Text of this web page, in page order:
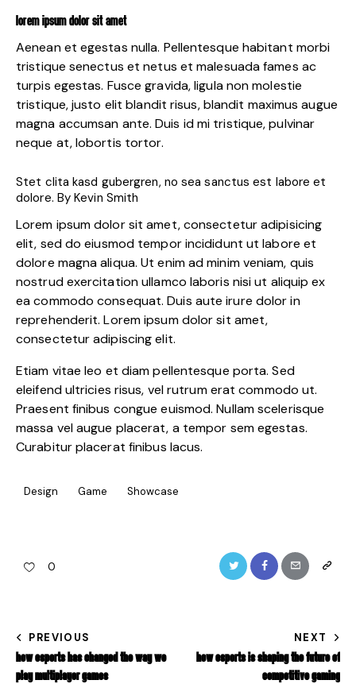
LOREM IPSUM DOLOR SIT AMET
Aenean et egestas nulla. Pellentesque habitant morbi
tristique senectus et netus et malesuada fames ac
turpis egestas. Fusce gravida, ligula non molestie
tristique, justo elit blandit risus, blandit maximus augue
magna accumsan ante. Duis id mi tristique, pulvinar
neque at, lobortis tortor.
Stet clita kasd gubergren, no sea sanctus est labore et
dolore. ByKevin Smith
Lorem ipsum dolor sit amet, consectetur adipisicing
elit, sed do eiusmod tempor incididunt ut labore et
dolore magna aliqua. Ut enim ad minim veniam, quis
nostrud exercitation ullamco laboris nisi ut aliquip ex
ea commodo consequat. Duis aute irure dolor in
reprehenderit. Lorem ipsum dolor sit amet,
consectetur adipiscing elit.
Etiam vitae leo et diam pellentesque porta. Sed
eleifend ultricies risus, vel rutrum erat commodo ut.
Praesent finibus congue euismod. Nullam scelerisque
massa vel augue placerat, a tempor sem egestas.
Curabitur placerat finibus lacus.
Design Game Showcase
0
PREVIOUS
HOW ESPORTS HAS CHANGED THE WAY WE
PLAY MULTIPLAYER GAMES
NEXT
HOW ESPORTS IS SHAPING THE FUTURE OF
COMPETITIVE GAMING